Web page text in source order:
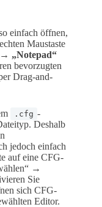
einfach öffnen,
Maustaste
→ „Notepad“
bevorzugten
Drag-and-
.cfg -
Deshalb
jedoch einfach
auf eine CFG-
→
Sie
sich CFG-
Editor.